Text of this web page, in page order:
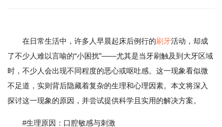
在日常生活中，许多人早晨起床后例行的刷牙活动，却成
了不少人难以言喻的“小困扰”——尤其是当牙刷触及到大牙区域
时，不少人会出现不同程度的恶心或呕吐感。这一现象看似微
不足道，实则背后隐藏着复杂的生理和心理因素。本文将深入
探讨这一现象的原因，并尝试提供科学且实用的解决方案。
#生理原因：口腔敏感与刺激